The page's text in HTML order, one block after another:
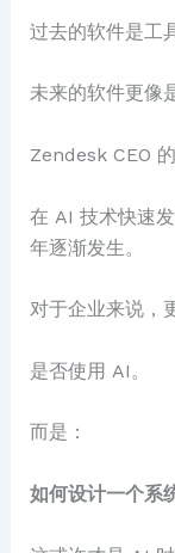
过去的软件是工
未来的软件更像
Zendesk CEO
在 AI 技术快速
年逐渐发生。
对于企业来说，
是否使用 AI。
而是：
如何设计一个系